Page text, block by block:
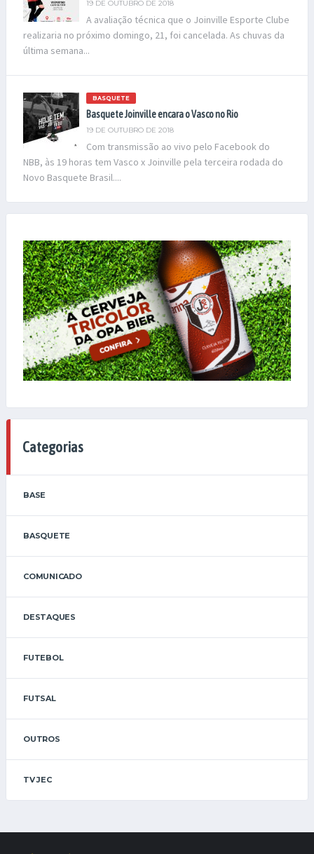
19 DE OUTUBRO DE 2018
A avaliação técnica que o Joinville Esporte Clube
realizaria no próximo domingo, 21, foi cancelada. As chuvas da
última semana...
BASQUETE
Basquete Joinville encara o Vasco no Rio
19 DE OUTUBRO DE 2018
Com transmissão ao vivo pelo Facebook do
NBB, às 19 horas tem Vasco x Joinville pela terceira rodada do
Novo Basquete Brasil....
Categorias
BASE
BASQUETE
COMUNICADO
DESTAQUES
FUTEBOL
FUTSAL
OUTROS
TV JEC